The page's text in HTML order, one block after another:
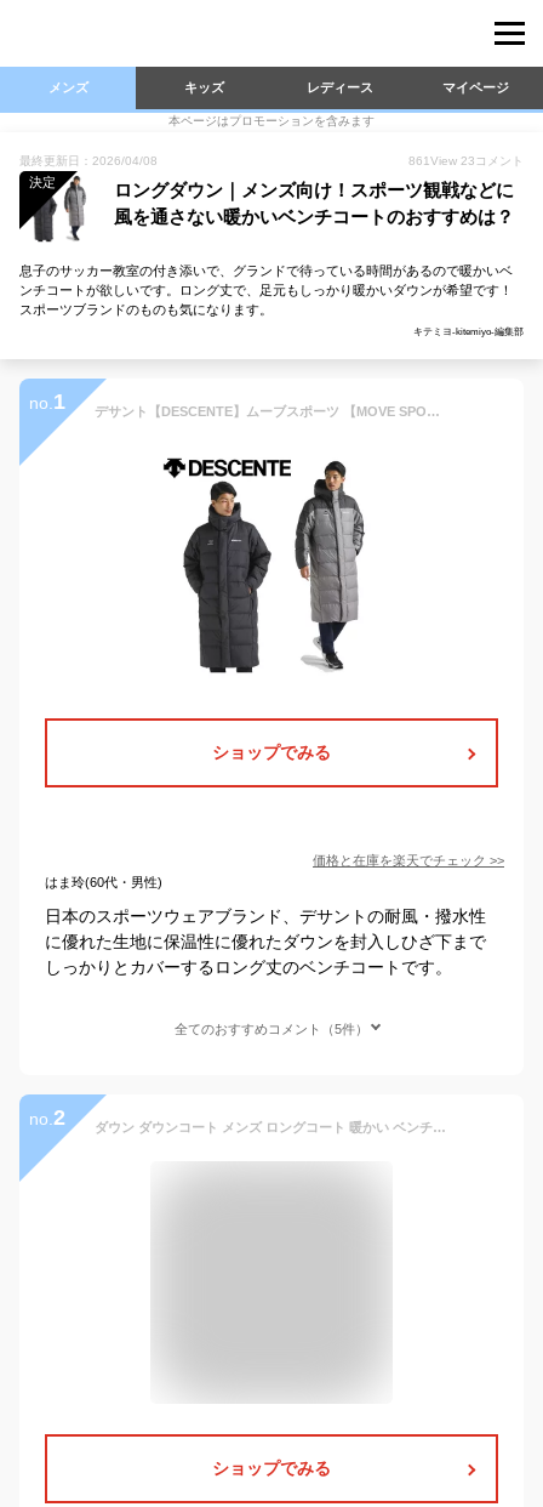
メンズ キッズ レディース マイページ
本ページはプロモーションを含みます
最終更新日：2026/04/08 861View 23 コメント
決定
ロングダウン｜メンズ向け！スポーツ観戦などに
風を通さない暖かいベンチコートのおすすめは？
息子のサッカー教室の付き添いで、グランドで待っている時間があるので暖かいベ
ンチコートが欲しいです。ロング丈で、足元もしっかり暖かいダウンが希望です！
スポーツブランドのものも気になります。
キテミヨ-kitemiyo-編集部
no. 1 デサント【DESCENTE】ムーブスポーツ 【MOVE SPORT】メンズ スーパーロング ダウンコート ST4FDJ01M ロングコート ベンチコート 2024秋冬 (男性用/アウター/トレーニングウェア/スポーツウェア/スポーツ観戦/防寒/はっ水/保温/防風/軽量/暖かい)
ショップでみる
価格と在庫を楽天でチェック >>
はま玲(60代・男性)
日本のスポーツウェアブランド、デサントの耐風・撥水性
に優れた生地に保温性に優れたダウンを封入しひざ下まで
しっかりとカバーするロング丈のベンチコートです。
全てのおすすめコメント（5件）
no. 2 ダウン ダウンコート メンズ ロングコート 暖かい ベンチコート ダウンジャケット アウター 羽毛 フード付き 秋冬服 冬服 厚手 防寒 撥水 おしゃれ 通勤 通学 旅行 ビジネス カジュアル スポーツ観戦 アウトドア ジャケット
ショップでみる